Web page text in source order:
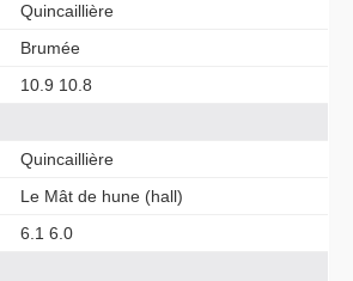
Quincaillière
Brumée
10.9 10.8
Quincaillière
Le Mât de hune (hall)
6.1 6.0